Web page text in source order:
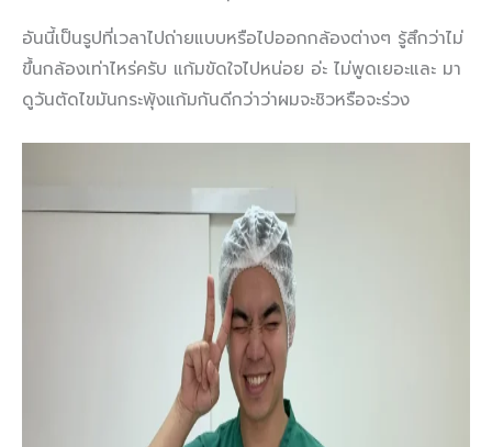
อันนี้เป็นรูปที่เวลาไปถ่ายแบบหรือไปออกกล้องต่างๆ รู้สึกว่าไม่
ขึ้นกล้องเท่าไหร่ครับ แก้มขัดใจไปหน่อย อ่ะ ไม่พูดเยอะและ มา
ดูวันตัดไขมันกระพุ้งแก้มกันดีกว่าว่าผมจะชิวหรือจะร่วง